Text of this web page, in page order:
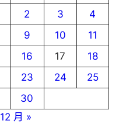
2 3
4
9 10
11
16 17
18
23 24
25
30
12 月 »